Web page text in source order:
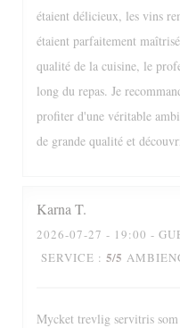
étaient délicieux, les vins
étaient parfaitement
qualité de la cuisine, le
long du repas. Je
profiter d'une véritable
de grande qualité et
Karna T
2026-07-27 - 19:00 -
SERVICE : 5/5
Mycket trevlig servitris